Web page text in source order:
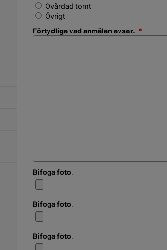
Ovårdad tomt
Övrigt
Förtydliga vad anmälan avser. *
Bifoga foto.
Bifoga foto.
Bifoga foto.